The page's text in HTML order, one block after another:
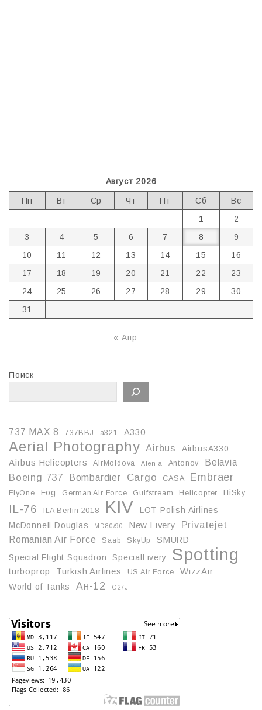
Август 2026
Пн Вт Ср Чт Пт Сб
Вс
1
2
3
4 5 6 7 8
9
10
11 12 13 14 15
16
17
18 19 20 21 22
23
24
25 26 27 28 29
30
31
« Апр
Поиск
737 MAX 8 737BBJ a321 A330
Aerial Photography Airbus
AirbusA330
Airbus Helicopters
AirMoldova Alenia Antonov Belavia
Boeing 737 Bombardier Cargo CASA Embraer
FlyOne Fog German Air Force Gulfstream Helicopter HiSky
IL-76 ILA Berlin 2018 KIV
LOT Polish Airlines
McDonnell Douglas
MD80/90 New Livery Privatejet
Romanian Air Force Saab SkyUp
SMURD
Special Flight Squadron
SpecialLivery Spotting
turboprop Turkish Airlines US Air Force
WizzAir
World of Tanks
Ан-12 С27J